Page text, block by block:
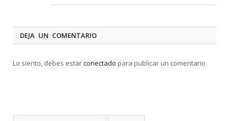
DEJA UN COMENTARIO
Lo siento, debes estarconectado para publicar un comentario.